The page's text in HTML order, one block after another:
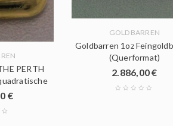
PERTH
€
GOLDBARREN
Goldbarren 1oz
(Querformat)
2.886,00€